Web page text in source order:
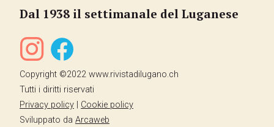
Dal 1938 il settimanale del Luganese
Copyright ©2022 www.rivistadilugano.ch
Tutti i diritti riservati
Privacy policy
Cookie policy
Sviluppato da Arcaweb